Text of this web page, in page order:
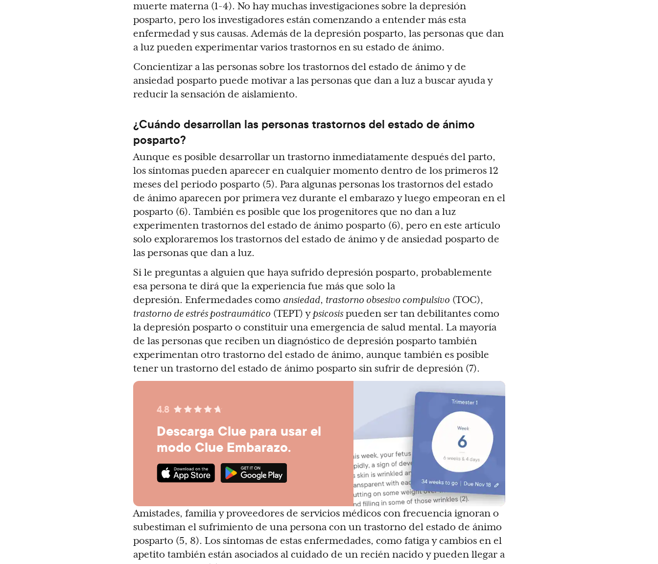
muerte materna (1-4). No hay muchas investigaciones sobre la depresión
posparto, pero los investigadores están comenzando a entender más esta
enfermedad y sus causas. Además de la depresión posparto, las personas que dan
a luz pueden experimentar varios trastornos en su estado de ánimo.
Concientizar a las personas sobre los trastornos del estado de ánimo y de
ansiedad posparto puede motivar a las personas que dan a luz a buscar ayuda y
reducir la sensación de aislamiento.
¿Cuándo desarrollan las personas trastornos del estado de ánimo
posparto?
Aunque es posible desarrollar un trastorno inmediatamente después del parto,
los síntomas pueden aparecer en cualquier momento dentro de los primeros 12
meses del periodo posparto (5). Para algunas personas los trastornos del estado
de ánimo aparecen por primera vez durante el embarazo y luego empeoran en el
posparto (6). También es posible que los progenitores que no dan a luz
experimenten trastornos del estado de ánimo posparto (6), pero en este artículo
solo exploraremos los trastornos del estado de ánimo y de ansiedad posparto de
las personas que dan a luz.
Si le preguntas a alguien que haya sufrido depresión posparto, probablemente
esa persona te dirá que la experiencia fue más que solo la
depresión. Enfermedades como ansiedad, trastorno obsesivo compulsivo (TOC),
trastorno de estrés postraumático (TEPT) ypsicosispueden ser tan debilitantes como
la depresión posparto o constituir una emergencia de salud mental. La mayoría
de las personas que reciben un diagnóstico de depresión posparto también
experimentan otro trastorno del estado de ánimo, aunque también es posible
tener un trastorno del estado de ánimo posparto sin sufrir de depresión (7).
4.8
Descarga Clue para usar el
modo Clue Embarazo.
Amistades, familia y proveedores de servicios médicos con frecuencia ignoran o
subestiman el sufrimiento de una persona con un trastorno del estado de ánimo
posparto (5, 8). Los síntomas de estas enfermedades, como fatiga y cambios en el
apetito también están asociados al cuidado de un recién nacido y pueden llegar a